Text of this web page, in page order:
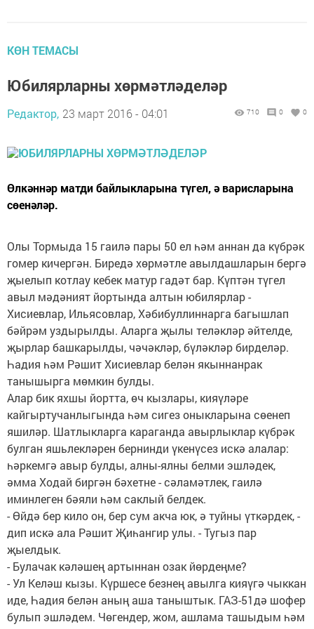
КӨН ТЕМАСЫ
Юбилярларны хөрмәтләделәр
Редактор, 23 март 2016 - 04:01 710 0 0
Өлкәннәр матди байлыкларына түгел, ә варисларына
сөенәләр.
Олы Тормыда 15 гаилә пары 50 ел һәм аннан да күбрәк
гомер кичергән. Биредә хөрмәтле авылда­шларын бергә
җыелып котлау кебек матур гадәт бар. Күптән түгел
авыл мәдәният йортында алтын юбиляр­лар -
Хисиевлар, Ильясовлар, Хәбибуллиннар­га багышлап
бәйрәм уз­дырылды. Аларга җылы теләкләр әйтелде,
җырлар башкарылды, чә­чәкләр, бүләкләр бирделәр.
Һадия һәм Рәшит Хисиевлар белән якыннанрак
танышырга мөмкин булды.
Алар бик яхшы йортта, өч кызлары, кияүләре
кайгыртучанлыгын­да һәм сигез оныкларына сөе­неп
яшиләр. Шатлык­ларга караганда авырлыклар күбрәк
булган яшьлекләрен бернинди үкенүсез искә алалар:
һәркемгә авыр булды, алны-ялны белми эшләдек,
әмма Ходай биргән бәхетне - сәламәтлек, гаилә
иминлеген бәяли һәм саклый белдек.
- Өйдә бер кило он, бер сум акча юк, ә туйны үткәрдек, -
дип искә ала Рәшит Җиһангир улы. - Тугыз пар
җыелдык.
- Булачак кәләшең артыннан озак йөрдеңме?
- Ул Келәш кызы. Күршесе безнең авылга ки­яүгә чыккан
иде, Һадия белән аның аша таныштык. ГАЗ-51дә шофер
булып эшләдем. Чөгендер, жом, ашлама ташыдым һәм